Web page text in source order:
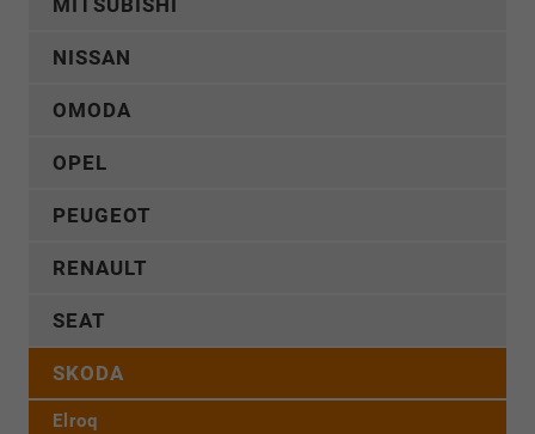
MITSUBISHI
NISSAN
OMODA
OPEL
PEUGEOT
RENAULT
SEAT
SKODA
Elroq